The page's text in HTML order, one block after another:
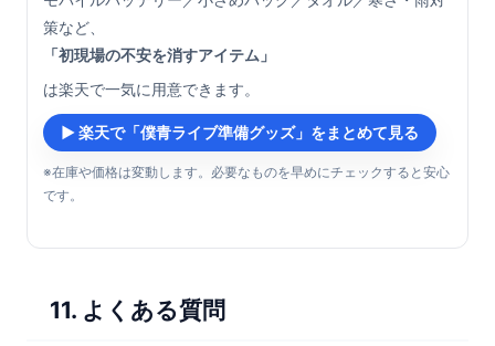
策など、
「初現場の不安を消すアイテム」
は楽天で一気に用意できます。
▶ 楽天で「僕青ライブ準備グッズ」をまとめて見る
※在庫や価格は変動します。必要なものを早めにチェックすると安心
です。
11. よくある質問